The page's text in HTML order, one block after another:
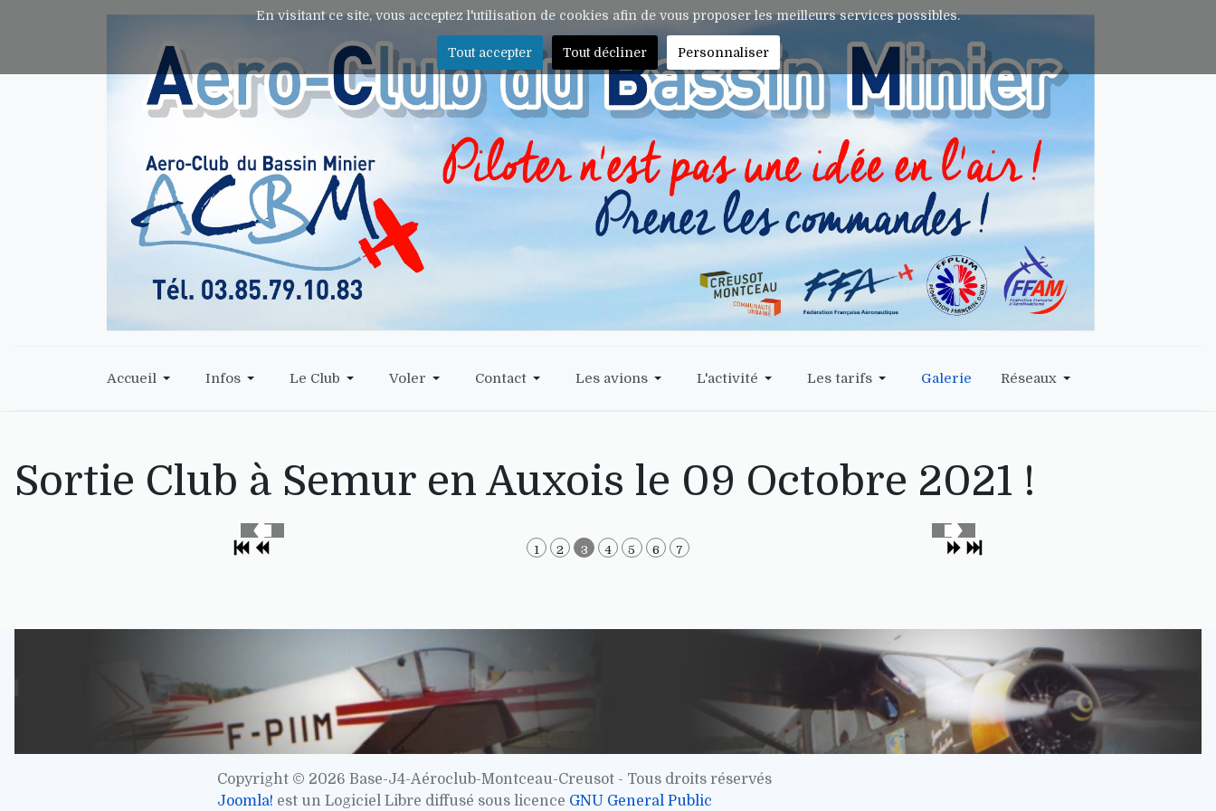
Accueil Infos Le Club Voler Contact Les avions L'activité Les tarifs Galerie Réseaux
Sortie Club à Semur en Auxois le 09 Octobre 2021 !
1 2 3 4 5 6 7
Copyright © 2026 Base-J4-Aéroclub-Montceau-Creusot - Tous droits réservés
Joomla! est un Logiciel Libre diffusé sous licence GNU General Public
En visitant ce site, vous acceptez l'utilisation de cookies afin de vous proposer les meilleurs services possibles.
Tout accepter Tout décliner Personnaliser